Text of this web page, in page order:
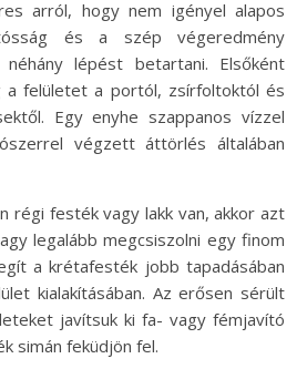
arról, hogy nem igényel alapos
és a szép végeredmény
lépést betartani. Elsőként
a felületet a portól, zsírfoltoktól és
Egy enyhe szappanos vízzel
végzett áttörlés általában
régi festék vagy lakk van, akkor azt
legalább megcsiszolni egy finom
a krétafesték jobb tapadásában
kialakításában. Az erősen sérült
javítsuk ki fa- vagy fémjavító
simán feküdjön fel.